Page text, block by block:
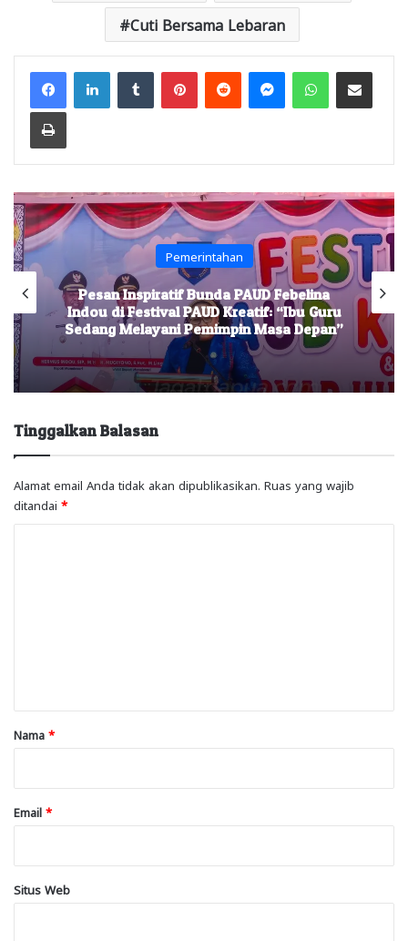
Cuti Bersama Lebaran
FacebookLinkedInTumblr PinterestReddit MessengerWhatsAppShare via Email
Print
Pemerintahan
Pesan Inspiratif Bunda PAUD Febelina
Indou di Festival PAUD Kreatif: “Ibu Guru
Sedang Melayani Pemimpin Masa Depan”
Tinggalkan Balasan
Alamat email Anda tidak akan dipublikasikan. Ruas yang wajib
ditandai *
rNama *
Email *
Situs Web